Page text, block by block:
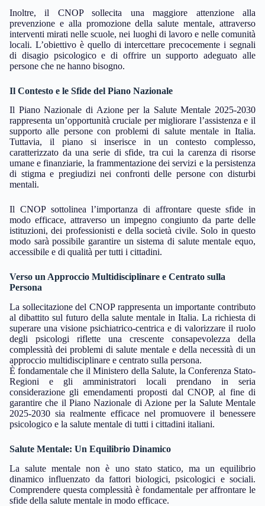
Inoltre, il CNOP sollecita una maggiore attenzione alla
prevenzione e alla promozione della salute mentale, attraverso
interventi mirati nelle scuole, nei luoghi di lavoro e nelle comunità
locali. L’obiettivo è quello di intercettare precocemente i segnali
di disagio psicologico e di offrire un supporto adeguato alle
persone che ne hanno bisogno.
Il Contesto e le Sfide del Piano Nazionale
Il Piano Nazionale di Azione per la Salute Mentale 2025-2030
rappresenta un’opportunità cruciale per migliorare l’assistenza e il
supporto alle persone con problemi di salute mentale in Italia.
Tuttavia, il piano si inserisce in un contesto complesso,
caratterizzato da una serie di sfide, tra cui la carenza di risorse
umane e finanziarie, la frammentazione dei servizi e la persistenza
di stigma e pregiudizi nei confronti delle persone con disturbi
mentali.
Il CNOP sottolinea l’importanza di affrontare queste sfide in
modo efficace, attraverso un impegno congiunto da parte delle
istituzioni, dei professionisti e della società civile. Solo in questo
modo sarà possibile garantire un sistema di salute mentale equo,
accessibile e di qualità per tutti i cittadini.
Verso un Approccio Multidisciplinare e Centrato sulla
Persona
La sollecitazione del CNOP rappresenta un importante contributo
al dibattito sul futuro della salute mentale in Italia. La richiesta di
superare una visione psichiatrico-centrica e di valorizzare il ruolo
degli psicologi riflette una crescente consapevolezza della
complessità dei problemi di salute mentale e della necessità di un
approccio multidisciplinare e centrato sulla persona.
È fondamentale che il Ministero della Salute, la Conferenza Stato-
Regioni e gli amministratori locali prendano in seria
considerazione gli emendamenti proposti dal CNOP, al fine di
garantire che il Piano Nazionale di Azione per la Salute Mentale
2025-2030 sia realmente efficace nel promuovere il benessere
psicologico e la salute mentale di tutti i cittadini italiani.
Salute Mentale: Un Equilibrio Dinamico
La salute mentale non è uno stato statico, ma un equilibrio
dinamico influenzato da fattori biologici, psicologici e sociali.
Comprendere questa complessità è fondamentale per affrontare le
sfide della salute mentale in modo efficace.